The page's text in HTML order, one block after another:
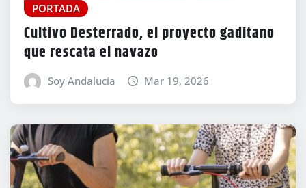
PORTADA
Cultivo Desterrado, el proyecto gaditano
que rescata el navazo
Soy Andalucía Mar 19, 2026